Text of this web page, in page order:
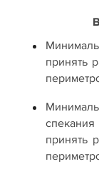
принять
принять